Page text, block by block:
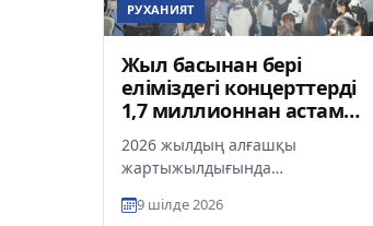
РУХАНИЯТ
Жыл басынан бері
еліміздегі концерттерді
1,7 миллионнан астам
адам тамашалады
2026 жылдың алғашқы
жартыжылдығында
ұйымдары 2966 мәдени іс-шара
9 шілде 2026